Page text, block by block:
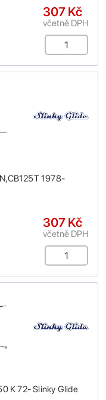
307 Kč
včetně DPH
1978-
307 Kč
včetně DPH
K 72- Slinky Glide